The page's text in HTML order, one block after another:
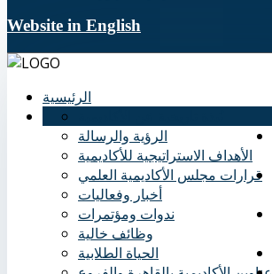
Website in English
الرئيسية
الرؤية والرسالة
الأهداف الاستراتيجية للأكاديمية
قرارات مجلس الأكاديمية العلمي
أخبار وفعاليات
ندوات ومؤتمرات
وظائف خالية
الحياة الطلابية